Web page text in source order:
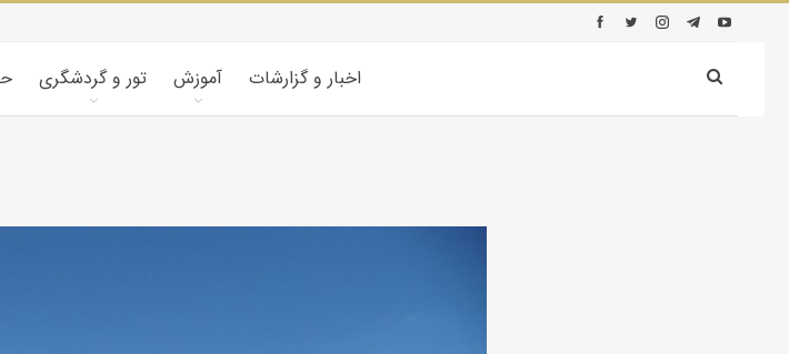
تور و گردشگری آموزش اخبار و گزارشات